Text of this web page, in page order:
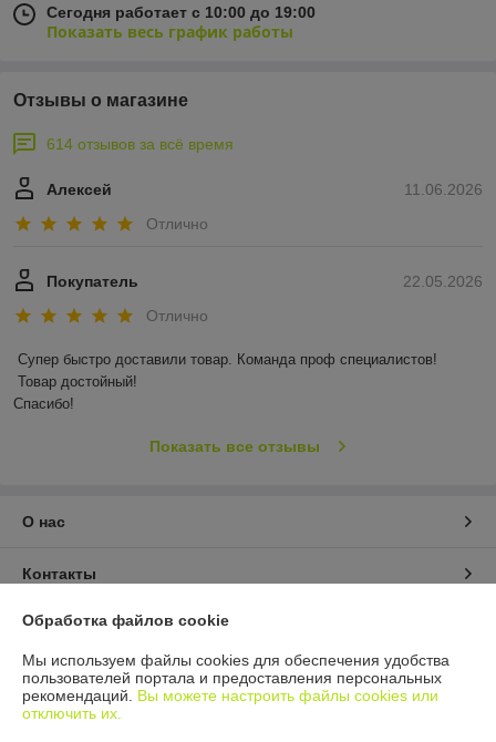
Сегодня работает с 10:00 до 19:00
Показать весь график работы
Отзывы о магазине
614 отзывов за всё время
11.06.2026
Алексей
Отлично
22.05.2026
Покупатель
Отлично
Супер быстро доставили товар. Команда проф специалистов!
Спасибо!
Показать все отзывы
О нас
Контакты
Доставка и оплата
График работы
Обработка файлов cookie
Мы используем файлы cookies для обеспечения удобства
пользователей портала и предоставления персональных
рекомендаций. Вы можете настроить файлы cookies или
отключить их.